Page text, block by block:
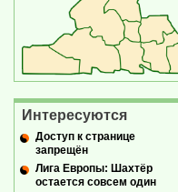
Интересуются
Доступ к странице
запрещён
Лига Европы: Шахтёр
остается совсем один